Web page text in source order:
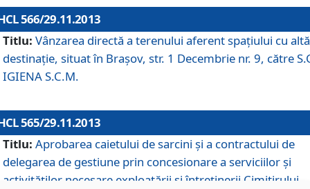
566/29.11.2013
Titlu: Vânzarea directă a terenului aferent spaţiului cu altă
destinaţie, situat în Braşov, str. 1 Decembrie nr. 9, către
IGIENA S.C.M.
565/29.11.2013
Titlu: Aprobarea caietului de sarcini şi a contractului de
delegarea de gestiune prin concesionare a serviciilor şi
activităţilor necesare exploatării şi întreţinerii Cimitirului